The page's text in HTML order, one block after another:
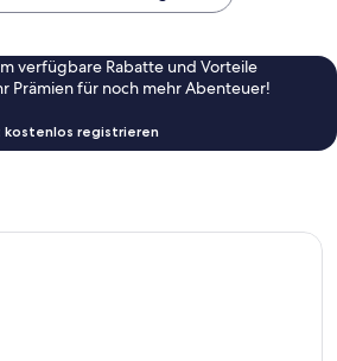
verfügbare Rabatte und Vorteile
Prämien für noch mehr Abenteuer!
registrieren